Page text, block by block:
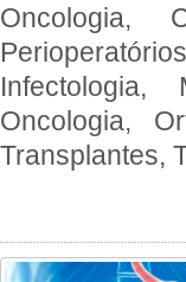
Oncologia,
Infectologia,
Oncologia,
Transplantes,